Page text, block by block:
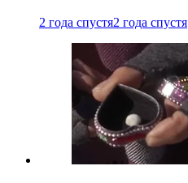
2 года спустя2 года спустя